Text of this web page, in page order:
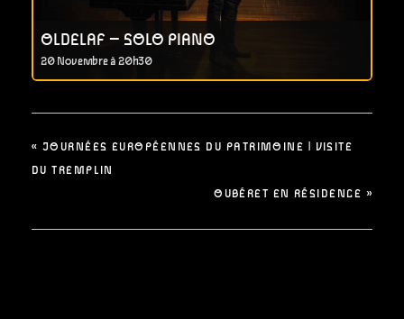
OLDELAF – SOLO PIANO
20 Novembre à 20h30
« JOURNÉES EUROPÉENNES DU PATRIMOINE | VISITE
DU TREMPLIN
OUBÉRET EN RÉSIDENCE »